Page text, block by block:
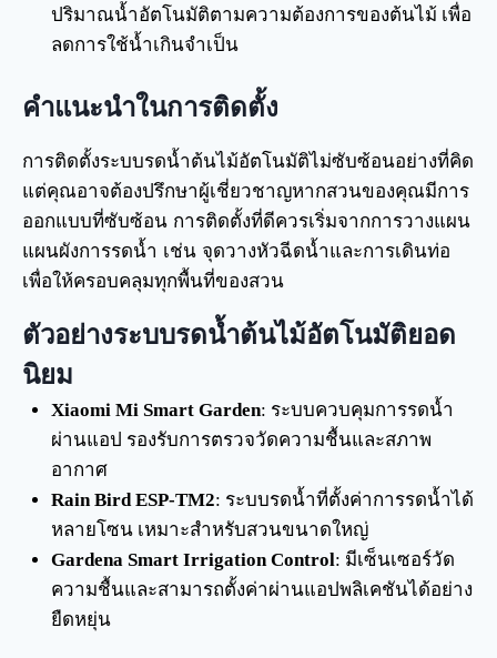
ปริมาณน้ำอัตโนมัติตามความต้องการของต้นไม้ เพื่อ
ลดการใช้น้ำเกินจำเป็น
คำแนะนำในการติดตั้ง
การติดตั้งระบบรดน้ำต้นไม้อัตโนมัติไม่ซับซ้อนอย่างที่คิด
แต่คุณอาจต้องปรึกษาผู้เชี่ยวชาญหากสวนของคุณมีการ
ออกแบบที่ซับซ้อน การติดตั้งที่ดีควรเริ่มจากการวางแผน
แผนผังการรดน้ำ เช่น จุดวางหัวฉีดน้ำและการเดินท่อ
เพื่อให้ครอบคลุมทุกพื้นที่ของสวน
ตัวอย่างระบบรดน้ำต้นไม้อัตโนมัติยอด
นิยม
Xiaomi Mi Smart Garden: ระบบควบคุมการรดน้ำ
ผ่านแอป รองรับการตรวจวัดความชื้นและสภาพ
อากาศ
Rain Bird ESP-TM2: ระบบรดน้ำที่ตั้งค่าการรดน้ำได้
หลายโซน เหมาะสำหรับสวนขนาดใหญ่
Gardena Smart Irrigation Control: มีเซ็นเซอร์วัด
ความชื้นและสามารถตั้งค่าผ่านแอปพลิเคชันได้อย่าง
ยืดหยุ่น